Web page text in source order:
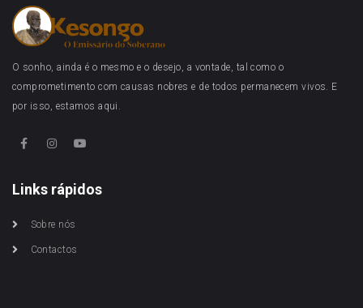
O sonho, ainda é o mesmo e o desejo, a vontade, tal como o
comprometimento com causas nobres e de todos permanecem vivos. E
por isso, estamos aqui.
Links rápidos
Sobre nós
Contactos